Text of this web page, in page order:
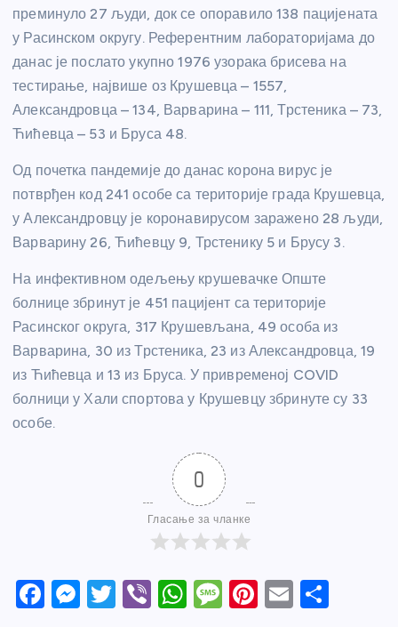
преминуло 27 људи, док се опоравило 138 пацијената
у Расинском округу. Референтним лабораторијама до
данас је послато укупно 1976 узорака брисева на
тестирање, највише оз Крушевца – 1557,
Александровца – 134, Варварина – 111, Трстеника – 73,
Ћићевца – 53 и Бруса 48.
Од почетка пандемије до данас корона вирус је
потврђен код 241 особе са територије града Крушевца,
у Александровцу је коронавирусом заражено 28 људи,
Варварину 26, Ћићевцу 9, Трстенику 5 и Брусу 3.
На инфективном одељењу крушевачке Опште
болнице збринут је 451 пацијент са територије
Расинског округа, 317 Крушевљана, 49 особа из
Варварина, 30 из Трстеника, 23 из Александровца, 19
из Ћићевца и 13 из Бруса. У привременој COVID
болници у Хали спортова у Крушевцу збринуте су 33
особе.
0
Гласање за чланке
F
M T
Vi W M Pi E